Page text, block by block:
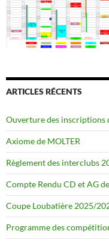
ARTICLES RÉCENTS
Ouverture des inscriptions
Axiome de MOLTER
Règlement des interclubs
Compte Rendu CD et AG
Coupe Loubatière 2025/
Programme des